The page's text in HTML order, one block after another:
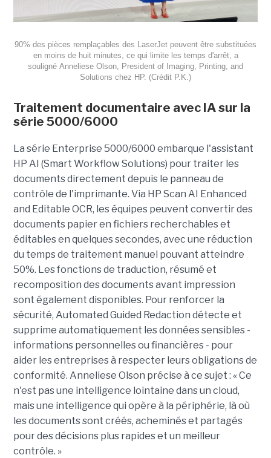
90% des pièces remplaçables des LaserJet peuvent être substituées
en moins de huit minutes, ce qui limite les temps d'arrêt, a
souligné Anneliese Olson, President of Imaging, Printing, and
Solutions chez HP. (Crédit P.K.)
Traitement documentaire avec IA sur la
série 5000/6000
La série Enterprise 5000/6000 embarque l'assistant
HP AI (Smart Workflow Solutions) pour traiter les
documents directement depuis le panneau de
contrôle de l'imprimante. Via HP Scan AI Enhanced
and Editable OCR, les équipes peuvent convertir des
documents papier en fichiers recherchables et
éditables en quelques secondes, avec une réduction
du temps de traitement manuel pouvant atteindre
50%. Les fonctions de traduction, résumé et
recomposition des documents avant impression
sont également disponibles. Pour renforcer la
sécurité, Automated Guided Redaction détecte et
supprime automatiquement les données sensibles -
informations personnelles ou financières - pour
aider les entreprises à respecter leurs obligations de
conformité. Anneliese Olson précise à ce sujet : « Ce
n'est pas une intelligence lointaine dans un cloud,
mais une intelligence qui opère à la périphérie, là où
les documents sont créés, acheminés et partagés
pour des décisions plus rapides et un meilleur
contrôle. »